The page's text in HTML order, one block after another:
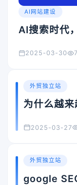
AI网站建设
AI搜索时代
2025-03-30
外贸独立站
为什么越
2025-03-27
外贸独立站
google